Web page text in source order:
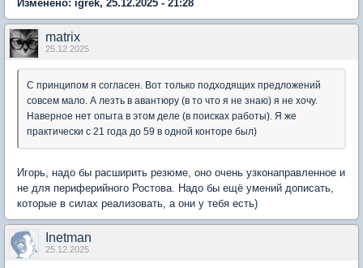
Изменено: igrek, 25.12.2025 - 21:28
matrix
25.12.2025
С принципом я согласен. Вот только подходящих предложений
совсем мало. А лезть в авантюру (в то что я не знаю) я не хочу.
Наверное нет опыта в этом деле (в поисках работы). Я же
практически с 21 года до 59 в одной конторе был)
Игорь, надо бы расширить резюме, оно очень узконаправленное и
не для периферийного Ростова. Надо бы ещё умений дописать,
которые в силах реализовать, а они у тебя есть)
Inetman
25.12.2025